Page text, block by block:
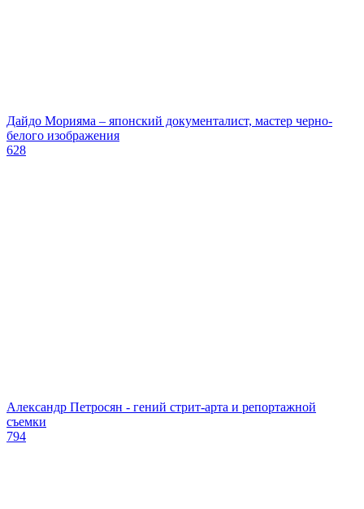
Дайдо Морияма – японский документалист, мастер черно-
белого изображения
628
Александр Петросян - гений стрит-арта и репортажной
съемки
794